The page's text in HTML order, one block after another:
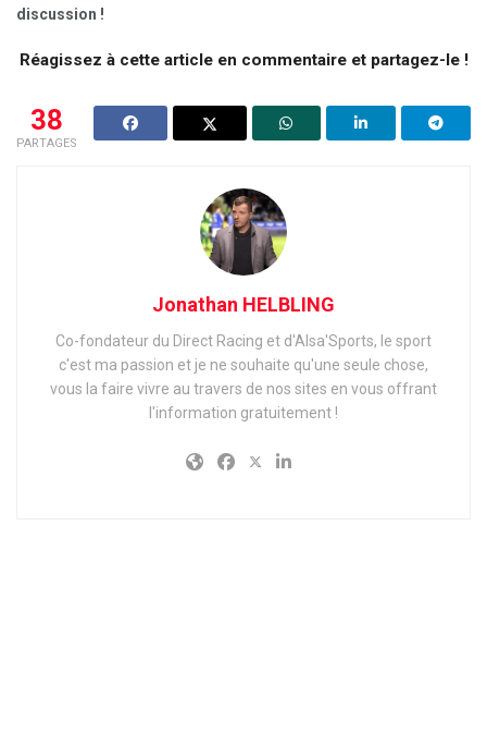
discussion !
Réagissez à cette article en commentaire et partagez-le !
38
PARTAGES
Jonathan HELBLING
Co-fondateur du Direct Racing et d'Alsa'Sports, le sport
c'est ma passion et je ne souhaite qu'une seule chose,
vous la faire vivre au travers de nos sites en vous offrant
l'information gratuitement !